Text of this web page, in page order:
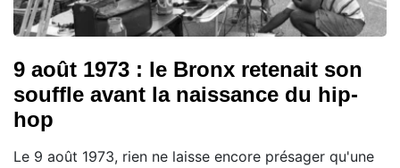
9 août 1973 : le Bronx retenait son
souffle avant la naissance du hip-
hop
Le 9 août 1973, rien ne laisse encore présager qu'une